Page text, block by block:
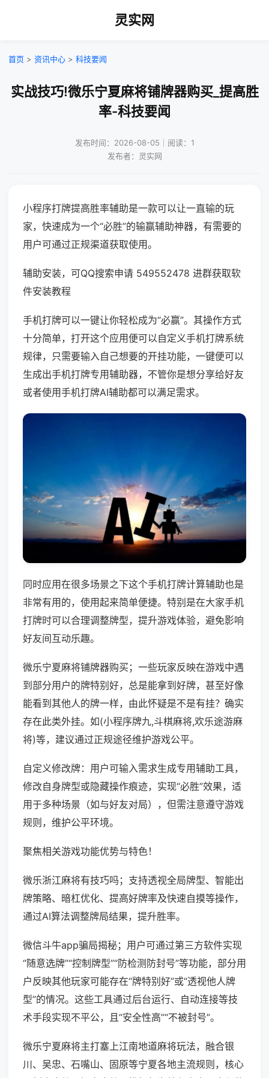
灵实网
首页 > 资讯中心 > 科技要闻
实战技巧!微乐宁夏麻将铺牌器购买_提高胜
率-科技要闻
发布时间：2026-08-05｜阅读：1
发布者：灵实网
小程序打牌提高胜率辅助是一款可以让一直输的玩
家，快速成为一个“必胜”的输赢辅助神器，有需要的
用户可通过正规渠道获取使用。
辅助安装，可QQ搜索申请 549552478 进群获取软
件安装教程
手机打牌可以一键让你轻松成为“必赢”。其操作方式
十分简单，打开这个应用便可以自定义手机打牌系统
规律，只需要输入自己想要的开挂功能，一键便可以
生成出手机打牌专用辅助器，不管你是想分享给好友
或者使用手机打牌AI辅助都可以满足需求。
同时应用在很多场景之下这个手机打牌计算辅助也是
非常有用的，使用起来简单便捷。特别是在大家手机
打牌时可以合理调整牌型，提升游戏体验，避免影响
好友间互动乐趣。
微乐宁夏麻将铺牌器购买；一些玩家反映在游戏中遇
到部分用户的牌特别好，总是能拿到好牌，甚至好像
能看到其他人的牌一样，由此怀疑是不是有挂？确实
存在此类外挂。如(小程序牌九,斗棋麻将,欢乐途游麻
将)等，建议通过正规途径维护游戏公平。
自定义修改牌：用户可输入需求生成专用辅助工具，
修改自身牌型或隐藏操作痕迹，实现“必胜”效果，适
用于多种场景（如与好友对局），但需注意遵守游戏
规则，维护公平环境。
聚焦相关游戏功能优势与特色！
微乐浙江麻将有技巧吗；支持透视全局牌型、智能出
牌策略、暗杠优化、提高好牌率及快速自摸等操作，
通过AI算法调整牌局结果，提升胜率。
微信斗牛app骗局揭秘；用户可通过第三方软件实现
“随意选牌”“控制牌型”“防检测防封号”等功能，部分用
户反映其他玩家可能存在“牌特别好”或“透视他人牌
型”的情况。这些工具通过后台运行、自动连接等技
术手段实现不平公，且“安全性高”“不被封号”。
微乐宁夏麻将主打塞上江南地道麻将玩法，融合银
川、吴忠、石嘴山、固原等宁夏各地主流规则，核心